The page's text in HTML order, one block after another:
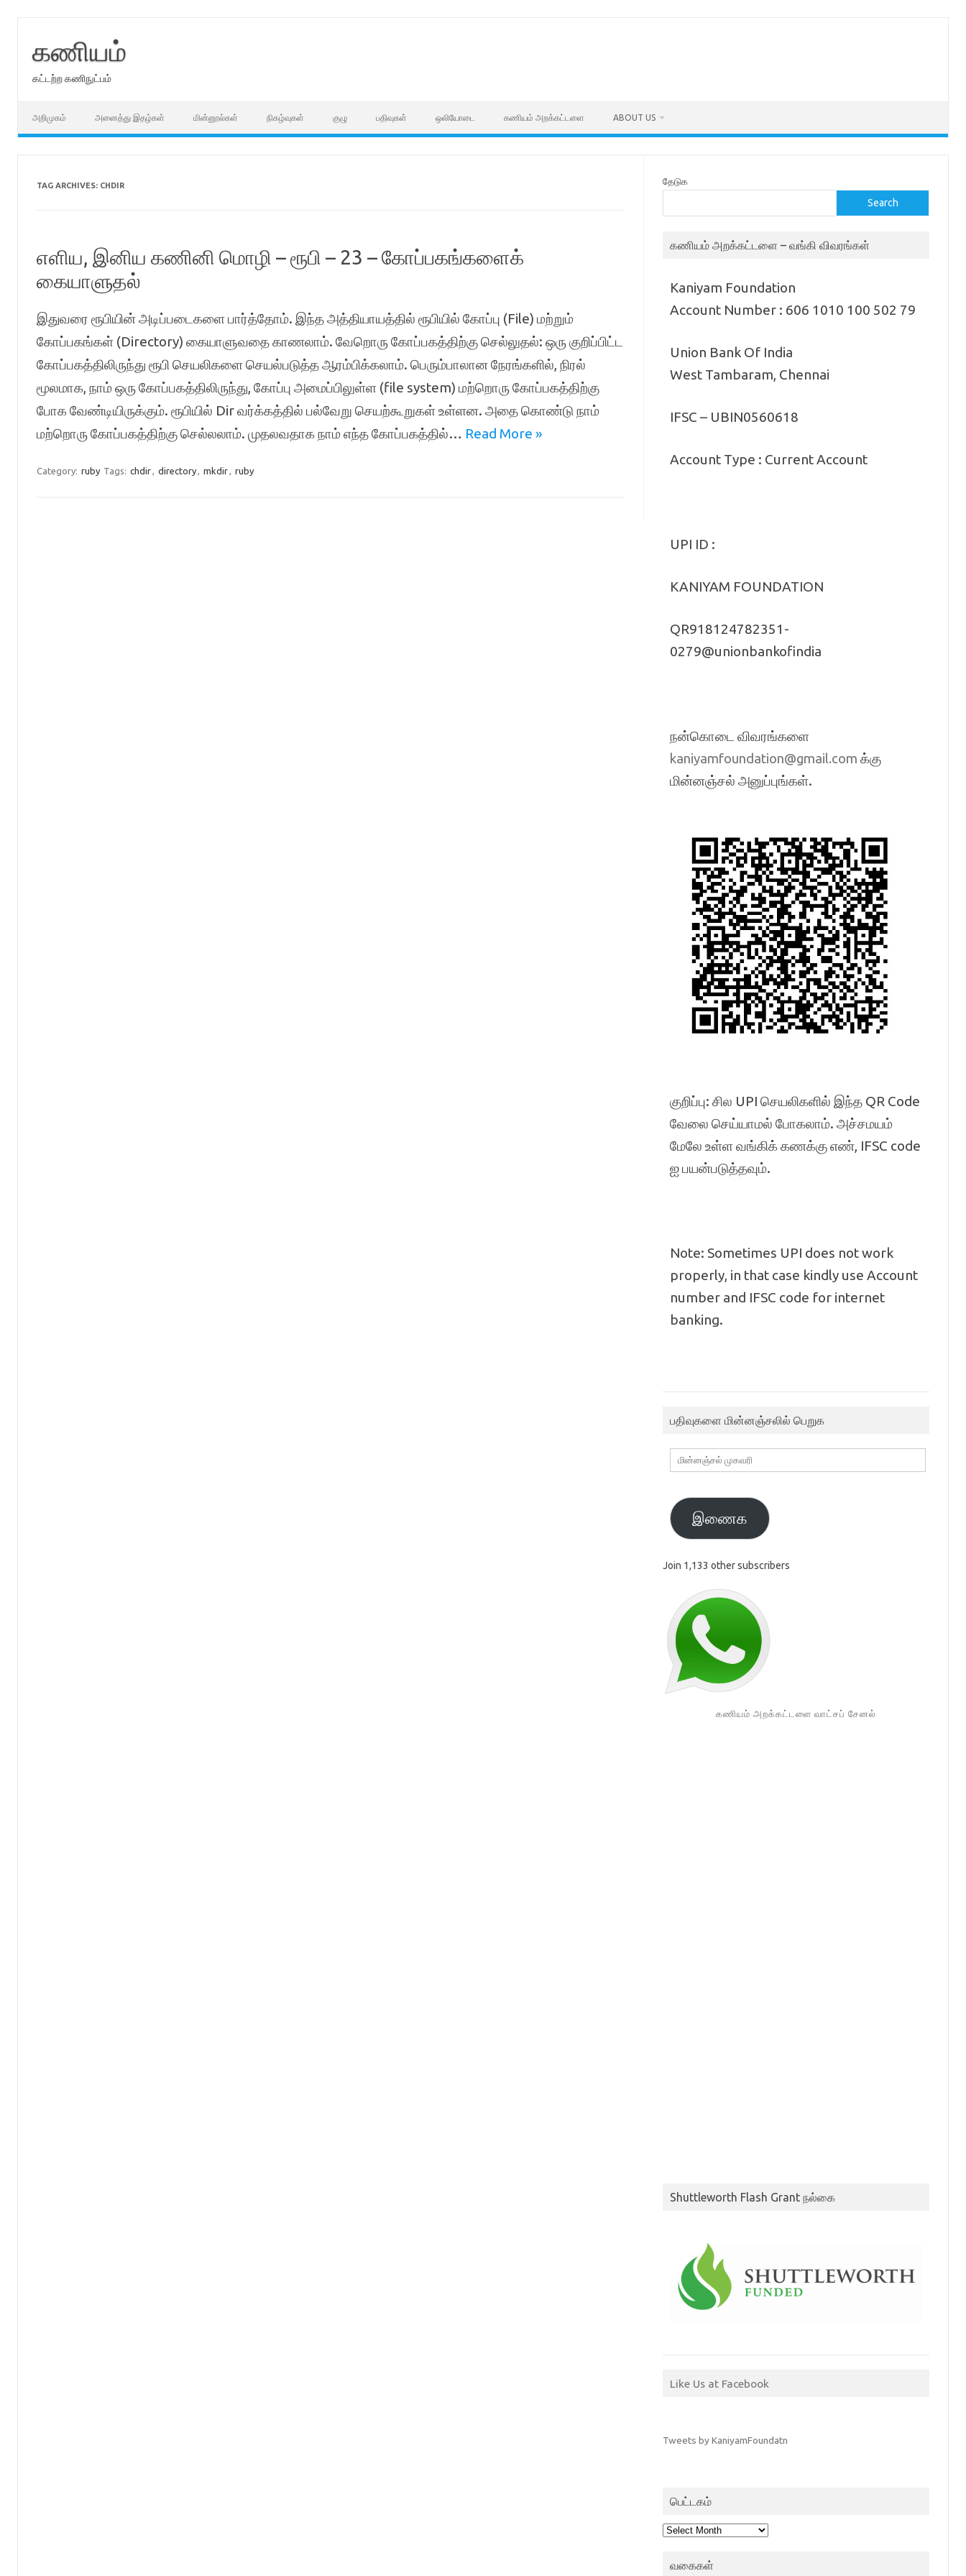
கணியம்
கட்டற்ற கணிநுட்பம்
அறிமுகம் அனைத்து இதழ்கள் மின்னூல்கள் நிகழ்வுகள் குழு பதிவுகள் ஒலியோடை கணியம் அறக்கட்டளை ABOUT US
TAG ARCHIVES: CHDIR
எளிய, இனிய கணினி மொழி – ரூபி – 23 – கோப்பகங்களைக்
கையாளுதல்
இதுவரை ரூபியின் அடிப்படைகளை பார்த்தோம். இந்த அத்தியாயத்தில் ரூபியில் கோப்பு (File) மற்றும்
கோப்பகங்கள் (Directory) கையாளுவதை காணலாம். வேறொரு கோப்பகத்திற்கு செல்லுதல்: ஒரு குறிப்பிட்ட
கோப்பகத்திலிருந்து ரூபி செயலிகளை செயல்படுத்த ஆரம்பிக்கலாம். பெரும்பாலான நேரங்களில், நிரல்
மூலமாக, நாம் ஒரு கோப்பகத்திலிருந்து, கோப்பு அமைப்பிலுள்ள (file system) மற்றொரு கோப்பகத்திற்கு
போக வேண்டியிருக்கும். ரூபியில் Dir வர்க்கத்தில் பல்வேறு செயற்கூறுகள் உள்ளன. அதை கொண்டு நாம்
மற்றொரு கோப்பகத்திற்கு செல்லலாம். முதலவதாக நாம் எந்த கோப்பகத்தில்… Read More »
Category: ruby Tags: chdir, directory, mkdir, ruby
தேடுக
Search
கணியம் அறக்கட்டளை – வங்கி விவரங்கள்
Kaniyam Foundation
Account Number : 606 1010 100 502 79
Union Bank Of India
West Tambaram, Chennai
IFSC – UBIN0560618
Account Type : Current Account
UPI ID :
KANIYAM FOUNDATION
QR918124782351-
0279@unionbankofindia
நன்கொடை விவரங்களை
kaniyamfoundation@gmail.com க்கு
மின்னஞ்சல் அனுப்புங்கள்.
குறிப்பு: சில UPI செயலிகளில் இந்த QR Code
வேலை செய்யாமல் போகலாம். அச்சமயம்
மேலே உள்ள வங்கிக் கணக்கு எண், IFSC code
ஐ பயன்படுத்தவும்.
Note: Sometimes UPI does not work
properly, in that case kindly use Account
number and IFSC code for internet
banking.
பதிவுகளை மின்னஞ்சலில் பெறுக
மின்னஞ்சல்
முகவரி
இணைக
Join 1,133 other subscribers
கணியம் அறக்கட்டளை வாட்சப் சேனல்
Shuttleworth Flash Grant நல்கை
Like Us at Facebook
Tweets by KaniyamFoundatn
பெட்டகம்
பெட்டகம்
வகைகள்